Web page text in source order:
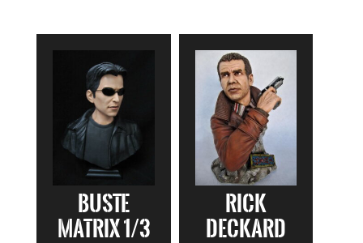
Buste
Matrix 1/3
Rick
Deckard